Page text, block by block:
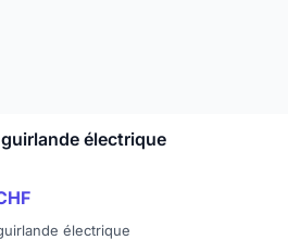
électrique
électrique